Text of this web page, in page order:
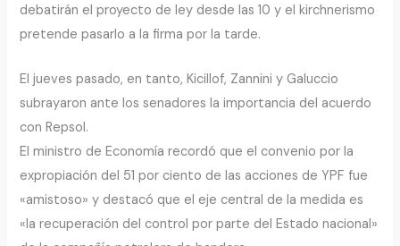
debatirán el proyecto de ley desde las 10 y el kirchnerismo
pretende pasarlo a la firma por la tarde.
El jueves pasado, en tanto, Kicillof, Zannini y Galuccio
subrayaron ante los senadores la importancia del acuerdo
con Repsol.
El ministro de Economía recordó que el convenio por la
expropiación del 51 por ciento de las acciones de YPF fue
«amistoso» y destacó que el eje central de la medida es
«la recuperación del control por parte del Estado nacional»